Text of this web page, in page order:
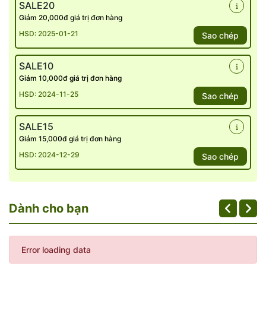
Tây Bắc.
SALE20
Giảm 20,000đ giá trị đơn hàng
HSD: 2025-01-21
Sao chép
SALE10
Giảm 10,000đ giá trị đơn hàng
HSD: 2024-11-25
Sao chép
SALE15
Giảm 15,000đ giá trị đơn hàng
HSD: 2024-12-29
Sao chép
Dành cho bạn
Error loading data